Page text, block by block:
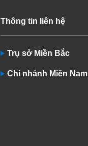
Thông tin liên hệ
Trụ sở Miền Bắc
Chi nhánh Miền Nam